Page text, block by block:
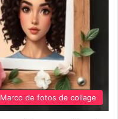
Marco de fotos de collage